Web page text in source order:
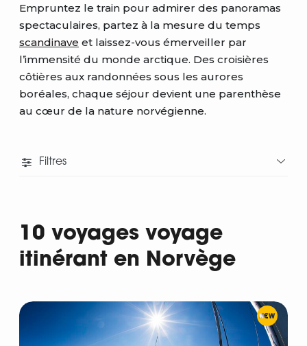
Empruntez le train pour admirer des panoramas
spectaculaires, partez à la mesure du temps
scandinave et laissez-vous émerveiller par
l’immensité du monde arctique. Des croisières
côtières aux randonnées sous les aurores
boréales, chaque séjour devient une parenthèse
au cœur de la nature norvégienne.
Filtres
10 voyages voyage
itinérant en Norvège